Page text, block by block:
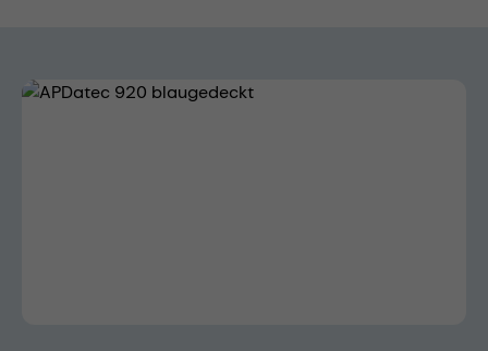
Bildergalerie überspringen